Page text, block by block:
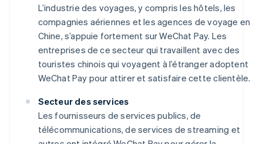
L’industrie des voyages, y compris les hôtels, les
compagnies aériennes et les agences de voyage en
Chine, s’appuie fortement sur WeChat Pay. Les
entreprises de ce secteur qui travaillent avec des
touristes chinois qui voyagent à l’étranger adoptent
WeChat Pay pour attirer et satisfaire cette clientèle.
Secteur des services
Les fournisseurs de services publics, de
télécommunications, de services de streaming et